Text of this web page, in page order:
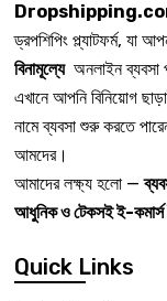
ড্রপশিপিং প্ল্যাটফর্ম, যা
বিনামূল্যেঅনলাইন ব্যবসা
এখানে আপনি বিনিয়োগ
নামে ব্যবসা শুরু করতে
আমদের।
আমাদের লক্ষ্য হলো —
আধুনিক ও টেকসই ই-কমার্স
Quick Links